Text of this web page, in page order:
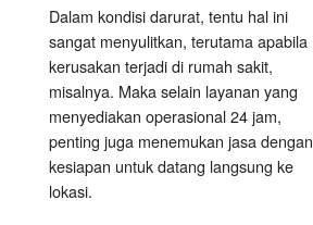
Dalam kondisi darurat, tentu hal ini
sangat menyulitkan, terutama apabila
kerusakan terjadi di rumah sakit,
misalnya. Maka selain layanan yang
menyediakan operasional 24 jam,
penting juga menemukan jasa dengan
kesiapan untuk datang langsung ke
lokasi.